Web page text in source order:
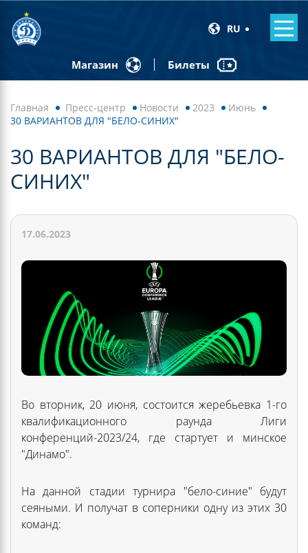
RU
Магазин Билеты
Главная Пресс-центр Новости 2023
Июнь
30 ВАРИАНТОВ ДЛЯ "БЕЛО-СИНИХ"
30 ВАРИАНТОВ ДЛЯ "БЕЛО-
СИНИХ"
17.06.2023
Во вторник, 20 июня, состоится жеребьевка 1-го
квалификационного раунда Лиги
конференций-2023/24, где стартует и минское
"Динамо".
На данной стадии турнира "бело-синие" будут
сеяными. И получат в соперники одну из этих 30
команд: